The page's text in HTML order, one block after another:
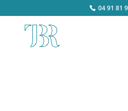
04 91 81